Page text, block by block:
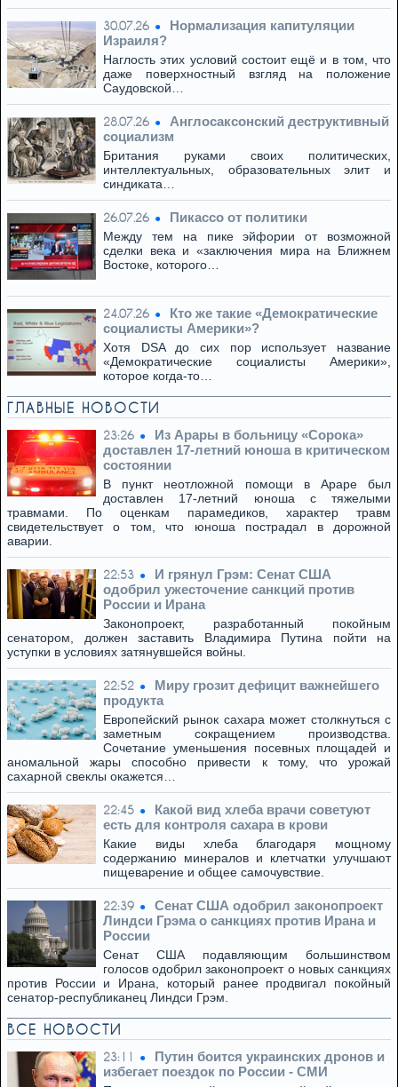
30.07.26
Нормализация капитуляции
Израиля?
Наглость этих условий состоит ещё и в том, что
даже поверхностный взгляд на положение
Саудовской…
28.07.26
Англосаксонский деструктивный
социализм
Британия руками своих политических,
интеллектуальных, образовательных элит и
синдиката…
26.07.26 Пикассо от политики
Между тем на пике эйфории от возможной
сделки века и «заключения мира на Ближнем
Востоке, которого…
24.07.26
Кто же такие «Демократические
социалисты Америки»?
Хотя DSA до сих пор использует название
«Демократические социалисты Америки»,
которое когда-то…
ГЛАВНЫЕ НОВОСТИ
23:26
Из Арары в больницу «Сорока»
доставлен 17-летний юноша в критическом
состоянии
В пункт неотложной помощи в Араре был
доставлен 17-летний юноша с тяжелыми
травмами. По оценкам парамедиков, характер травм
свидетельствует о том, что юноша пострадал в дорожной
аварии.
22:53
И грянул Грэм: Сенат США
одобрил ужесточение санкций против
России и Ирана
Законопроект, разработанный покойным
сенатором, должен заставить Владимира Путина пойти на
уступки в условиях затянувшейся войны.
22:52
Миру грозит дефицит важнейшего
продукта
Европейский рынок сахара может столкнуться с
заметным сокращением производства.
Сочетание уменьшения посевных площадей и
аномальной жары способно привести к тому, что урожай
сахарной свеклы окажется…
22:45
Какой вид хлеба врачи советуют
есть для контроля сахара в крови
Какие виды хлеба благодаря мощному
содержанию минералов и клетчатки улучшают
пищеварение и общее самочувствие.
22:39
Сенат США одобрил законопроект
Линдси Грэма о санкциях против Ирана и
России
Сенат США подавляющим большинством
голосов одобрил законопроект о новых санкциях
против России и Ирана, который ранее продвигал покойный
сенатор-республиканец Линдси Грэм.
ВСЕ НОВОСТИ
23:11
Путин боится украинских дронов и
избегает поездок по России - СМИ